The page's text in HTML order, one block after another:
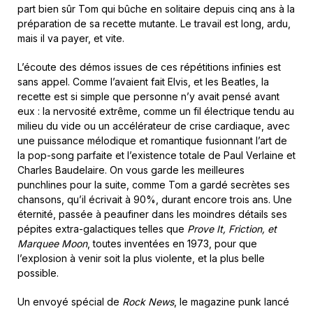
part bien sûr Tom qui bûche en solitaire depuis cinq ans à la
préparation de sa recette mutante. Le travail est long, ardu,
mais il va payer, et vite.
L’écoute des démos issues de ces répétitions infinies est
sans appel. Comme l’avaient fait Elvis, et les Beatles, la
recette est si simple que personne n’y avait pensé avant
eux : la nervosité extrême, comme un fil électrique tendu au
milieu du vide ou un accélérateur de crise cardiaque, avec
une puissance mélodique et romantique fusionnant l’art de
la pop-song parfaite et l’existence totale de Paul Verlaine et
Charles Baudelaire. On vous garde les meilleures
punchlines pour la suite, comme Tom a gardé secrètes ses
chansons, qu’il écrivait à 90%, durant encore trois ans. Une
éternité, passée à peaufiner dans les moindres détails ses
pépites extra-galactiques telles que Prove It, Friction, et
Marquee Moon, toutes inventées en 1973, pour que
l’explosion à venir soit la plus violente, et la plus belle
possible.
Un envoyé spécial de Rock News, le magazine punk lancé